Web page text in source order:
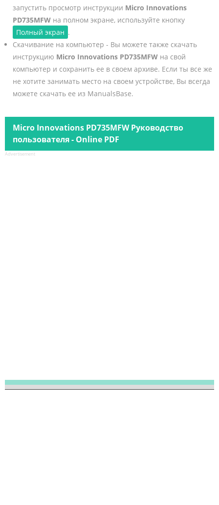
запустить просмотр инструкции Micro Innovations
PD735MFWна полном экране, используйте кнопку
Полный экран .
Скачивание на компьютер - Вы можете также скачать
инструкцию Micro Innovations PD735MFWна свой
компьютер и сохранить ее в своем архиве. Если ты все же
не хотите занимать место на своем устройстве, Вы всегда
можете скачать ее из ManualsBase.
Micro Innovations PD735MFW Руководство
пользователя - Online PDF
Advertisement